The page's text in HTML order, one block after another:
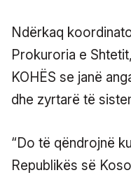
Ndërkaq
Prokuroria e
KOHËS se janë
dhe zyrtarë të
“Do të qëndrojnë
Republikës së